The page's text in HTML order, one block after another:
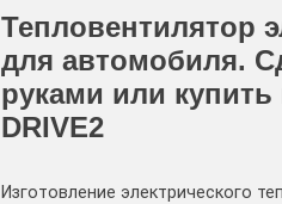
Тепловентилятор
для автомобиля.
руками или
DRIVE2
Изготовление электрического